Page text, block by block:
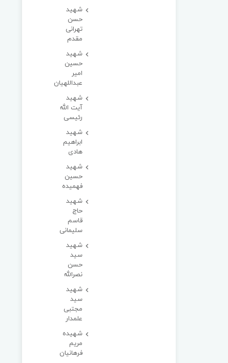
شهید
حسن
تهرانی
مقدم
شهید
حسین
امیر
عبداللهیان
شهید
آیت الله
رئیسی
شهید
ابراهیم
هادی
شهید
حسین
فهمیده
شهید
حاج
قاسم
سلیمانی
شهید
سید
حسن
نصرالله
شهید
سید
مجتبی
علمدار
شهیده
مریم
فرهانیان